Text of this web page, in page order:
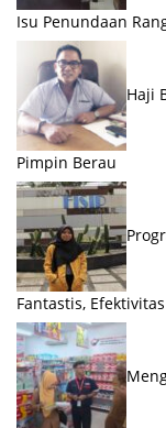
Isu Penundaan
Haji
Pimpin Berau
Fantastis,